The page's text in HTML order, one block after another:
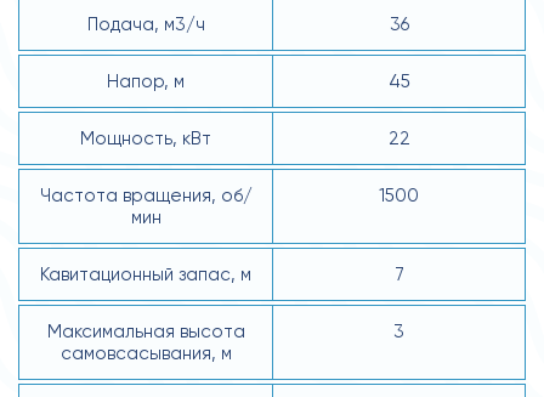
Подача, м3/ч 36
Напор, м 45
Мощность, кВт 22
Частота вращения, об/
мин
1500
Кавитационный запас, м 7
Максимальная высота
самовсасывания, м
3